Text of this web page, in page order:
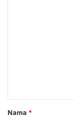
rNama *